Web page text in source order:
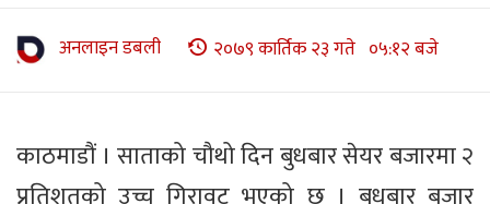
अनलाइन डबली २०७९ कार्तिक २३ गते ०५:१२ बजे
काठमाडौं । साताको चौथो दिन बुधबार सेयर बजारमा २